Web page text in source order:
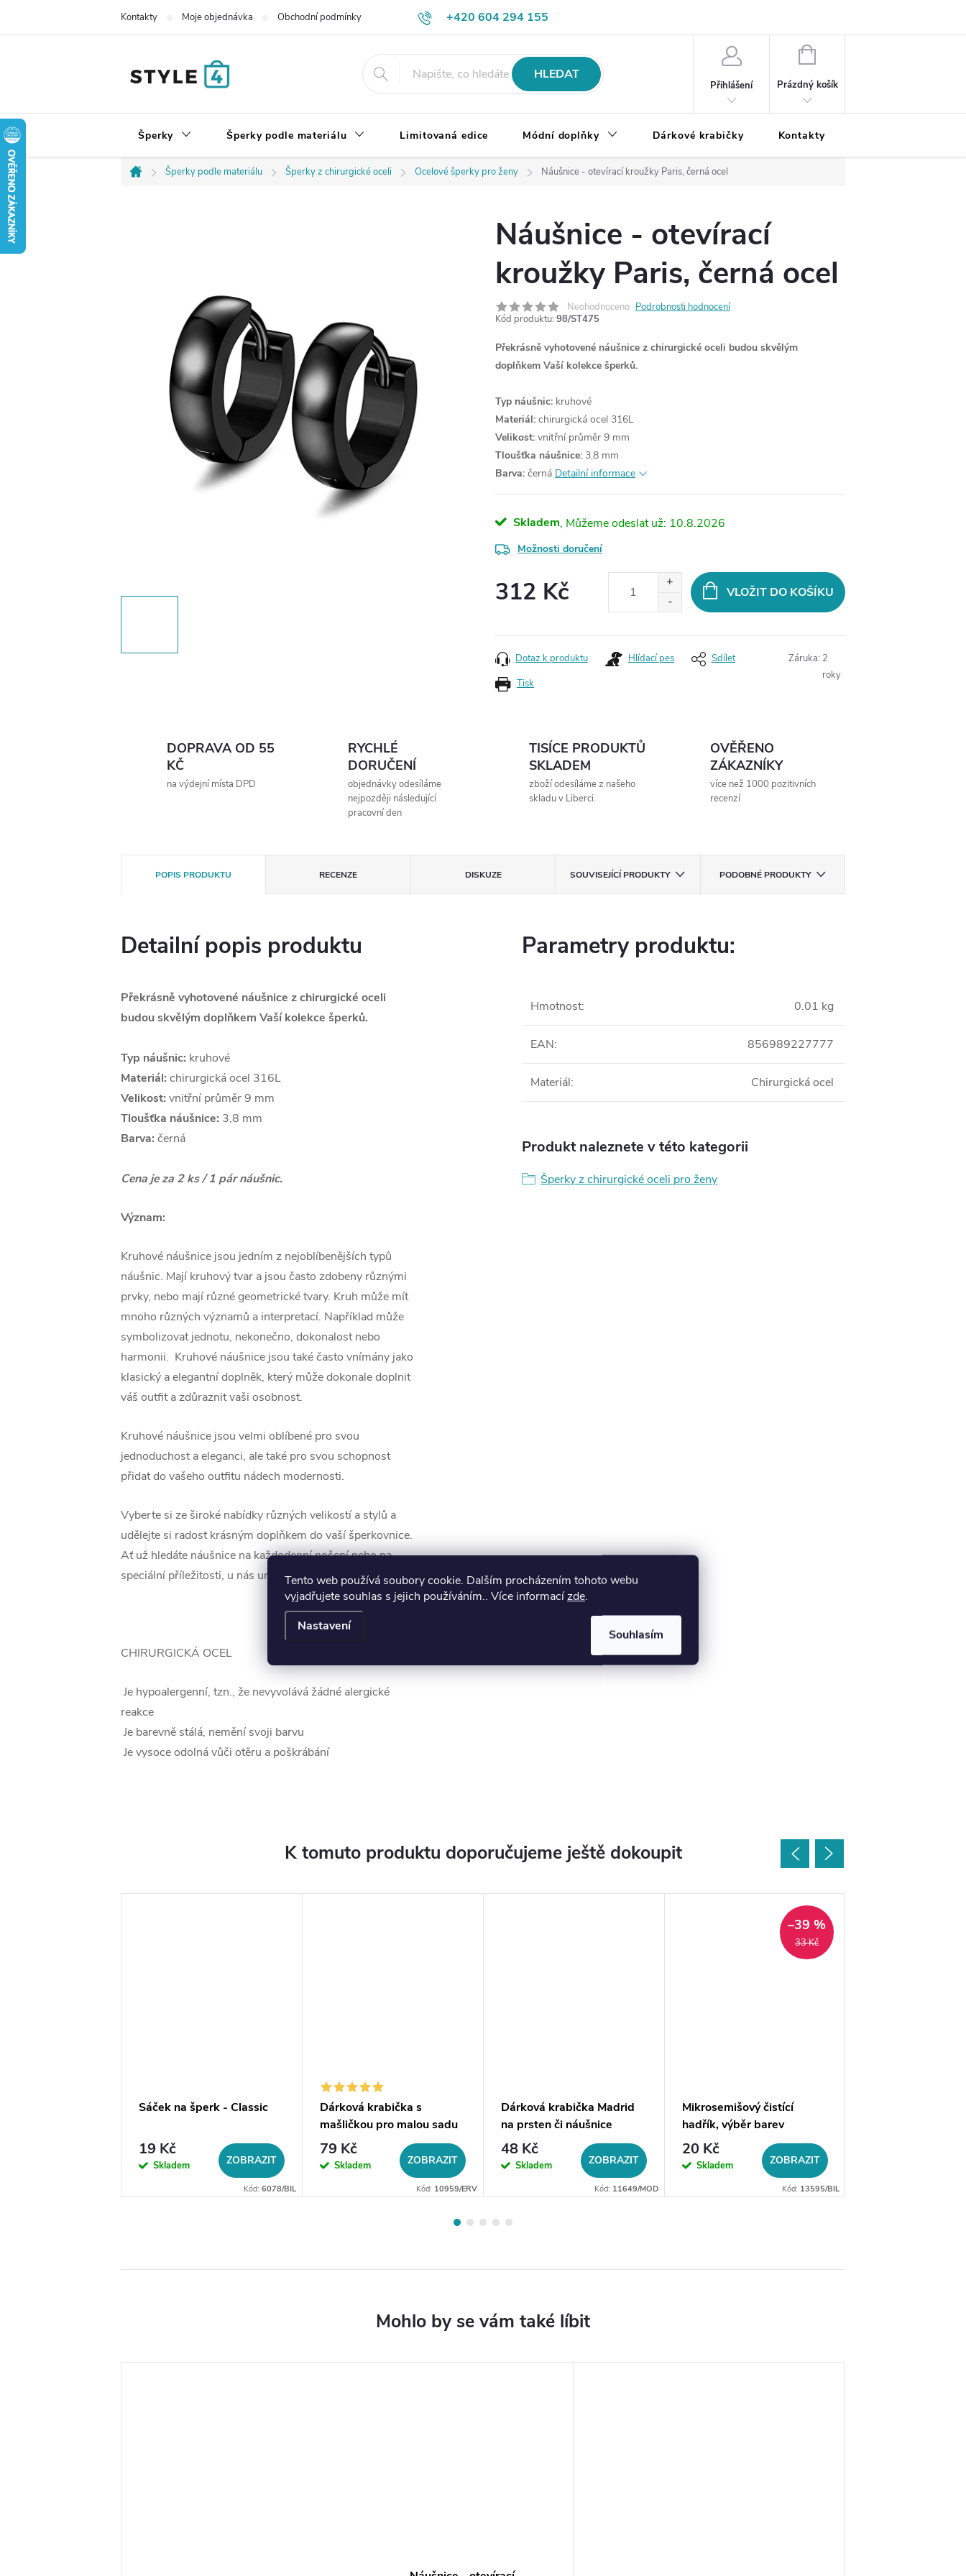
Tento web používá soubory cookie. Dalším procházením tohoto webu
vyjadřujete souhlas s jejich používáním.. Více informacízde.
Nastavení
Souhlasím
+420 604 294 155
Kontakty Moje objednávka Obchodní podmínky Výměna, vrácení a reklamace zboží
HLEDAT
Přihlášení
NÁKUPNÍ
Prázdný košík
Šperky Šperky podle materiálu Limitovaná edice Módní doplňky Dárkové krabičky Kontakty
Domů
Šperky podle materiálu Šperky z chirurgické oceli Ocelové šperky pro ženy Náušnice - otevírací kroužky Paris, černá ocel
Náušnice - otevírací
kroužky Paris, černá ocel
Neohodnoceno Podrobnosti hodnocení
Kód produktu: 98/ST475
Překrásně vyhotovené náušnice z chirurgické oceli budou skvělým
doplňkem Vaší kolekce šperků.
Typ náušnic: kruhové
Materiál: chirurgická ocel 316L
Velikost: vnitřní průměr 9 mm
Tloušťka náušnice: 3,8 mm
Barva: černá Detailní informace
Skladem 10.8.2026
Možnosti doručení
312 Kč VLOŽIT DO KOŠÍKU
Tisk
Dotaz k produktu Hlídací pes Sdílet Záruka: 2
roky
DOPRAVA OD 55
KČ
na výdejní místa DPD
RYCHLÉ
DORUČENÍ
objednávky odesíláme
nejpozději následující
pracovní den
TISÍCE PRODUKTŮ
SKLADEM
zboží odesíláme z našeho
skladu v Liberci.
OVĚŘENO
ZÁKAZNÍKY
více než 1000 pozitivních
recenzí
POPIS PRODUKTU RECENZE DISKUZE SOUVISEJÍCÍ PRODUKTY PODOBNÉ PRODUKTY
Detailní popis produktu
Překrásně vyhotovené náušnice z chirurgické oceli
budou skvělým doplňkem Vaší kolekce šperků.
Typ náušnic: kruhové
Materiál: chirurgická ocel 316L
Velikost: vnitřní průměr 9 mm
Tloušťka náušnice: 3,8 mm
Barva: černá
Cena je za 2 ks / 1 pár náušnic.
Význam:
Kruhové náušnice jsou jedním z nejoblíbenějších typů
náušnic. Mají kruhový tvar a jsou často zdobeny různými
prvky, nebo mají různé geometrické tvary. Kruh může mít
mnoho různých významů a interpretací. Například může
symbolizovat jednotu, nekonečno, dokonalost nebo
harmonii. Kruhové náušnice jsou také často vnímány jako
klasický a elegantní doplněk, který může dokonale doplnit
váš outfit a zdůraznit vaši osobnost.
Kruhové náušnice jsou velmi oblíbené pro svou
jednoduchost a eleganci, ale také pro svou schopnost
přidat do vašeho outfitu nádech modernosti.
Vyberte si ze široké nabídky různých velikostí a stylů a
udělejte si radost krásným doplňkem do vaší šperkovnice.
Ať už hledáte náušnice na každodenní nošení nebo na
speciální příležitosti, u nás určitě najdete to pravé.
CHIRURGICKÁ OCEL
Je hypoalergenní, tzn., že nevyvolává žádné alergické
reakce
Je barevně stálá, nemění svoji barvu
Je vysoce odolná vůči otěru a poškrábání
Parametry produktu:
Hmotnost: 0.01 kg
EAN: 856989227777
Materiál: Chirurgická ocel
Produkt naleznete v této kategorii
Šperky z chirurgické oceli pro ženy
K tomuto produktu doporučujeme ještě dokoupit
Sáček na šperk - Classic
19 Kč
Skladem ZOBRAZIT
Kód: 6078/BIL
Dárková krabička s
mašličkou pro malou sadu
šperků
79 Kč
Skladem ZOBRAZIT
Kód: 10959/ERV
Dárková krabička Madrid
na prsten či náušnice
48 Kč
Skladem ZOBRAZIT
Kód: 11649/MOD
33 Kč
–39 %
Mikrosemišový čistící
hadřík, výběr barev
20 Kč
Skladem ZOBRAZIT
Kód: 13595/BIL